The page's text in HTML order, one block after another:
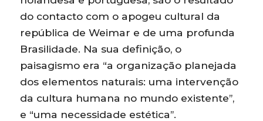
do contacto com o apogeu cultural da
república de Weimar e de uma profunda
Brasilidade. Na sua definição, o
paisagismo era “a organização planejada
dos elementos naturais: uma intervenção
da cultura humana no mundo existente”,
e “uma necessidade estética”.